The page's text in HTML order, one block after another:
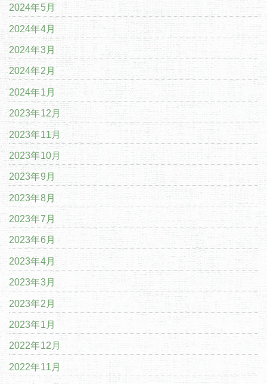
2024年5月
2024年4月
2024年3月
2024年2月
2024年1月
2023年12月
2023年11月
2023年10月
2023年9月
2023年8月
2023年7月
2023年6月
2023年4月
2023年3月
2023年2月
2023年1月
2022年12月
2022年11月